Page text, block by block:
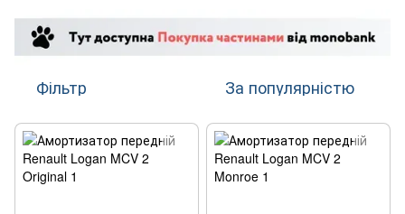
Фільтр За популярністю